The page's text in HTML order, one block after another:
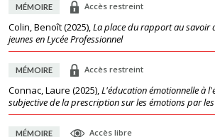
MÉMOIRE Accès restreint
Colin, Benoît(2025),La place du rapport au savoir
jeunes en Lycée Professionnel
MÉMOIRE Accès restreint
Connac, Laure (2025),L'éducation émotionnelle à
subjective de la prescription sur les émotions par
MÉMOIRE Accès libre